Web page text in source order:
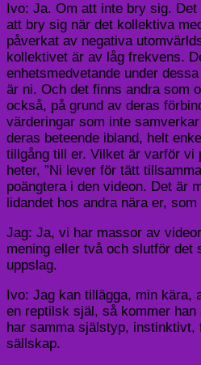
Ivo: Ja. Om att inte bry sig.
att bry sig när det kollektiva
påverkat av negativa
kollektivet är av låg frekvens.
enhetsmedvetande under
är ni. Och det finns andra som
också, på grund av deras
värderingar som inte
deras beteende ibland, helt
tillgång till er. Vilket är varför vi
heter, ”Ni lever för tätt
poängtera i den videon. Det är
lidandet hos andra nära er,
Jag: Ja, vi har massor av
mening eller två och slutför det
uppslag.
Ivo: Jag kan tillägga, min kära,
en reptilsk själ, så kommer
har samma själstyp, instinktivt,
sällskap.